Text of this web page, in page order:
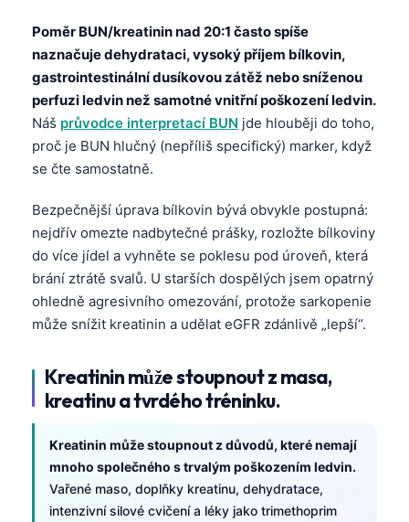
Poměr BUN/kreatinin nad 20:1 často spíše
naznačuje dehydrataci, vysoký příjem bílkovin,
gastrointestinální dusíkovou zátěž nebo sníženou
perfuzi ledvin než samotné vnitřní poškození ledvin.
Náš průvodce interpretací BUN jde hlouběji do toho,
proč je BUN hlučný (nepříliš specifický) marker, když
se čte samostatně.
Bezpečnější úprava bílkovin bývá obvykle postupná:
nejdřív omezte nadbytečné prášky, rozložte bílkoviny
do více jídel a vyhněte se poklesu pod úroveň, která
brání ztrátě svalů. U starších dospělých jsem opatrný
ohledně agresivního omezování, protože sarkopenie
může snížit kreatinin a udělat eGFR zdánlivě „lepší“.
Kreatinin může stoupnout z masa,
kreatinu a tvrdého tréninku.
Kreatinin může stoupnout z důvodů, které nemají
mnoho společného s trvalým poškozením ledvin.
Vařené maso, doplňky kreatinu, dehydratace,
intenzivní silové cvičení a léky jako trimethoprim